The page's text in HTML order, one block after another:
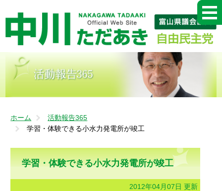
ホーム
活動報告365
学習・体験できる小水力発電所が竣工
学習・体験できる小水力発電所が竣工
2012年04月07日 更新